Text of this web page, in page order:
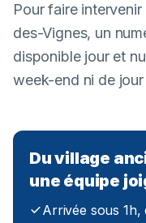
Pour faire
des-Vignes, un
disponible jour et
week-end ni de jour
Du village
une équipe
Arrivée sous